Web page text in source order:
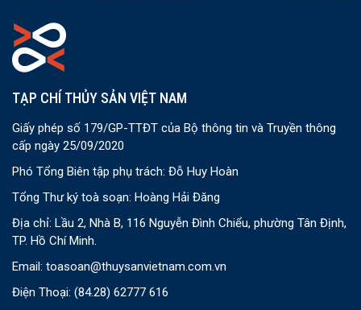
TẠP CHÍ THỦY SẢN VIỆT NAM
Giấy phép số 179/GP-TTĐT của Bộ thông tin và Truyền thông
cấp ngày 25/09/2020
Phó Tổng Biên tập phụ trách: Đỗ Huy Hoàn
Tổng Thư ký toà soạn: Hoàng Hải Đăng
Địa chỉ: Lầu 2, Nhà B, 116 Nguyễn Đình Chiểu, phường Tân Định,
TP. Hồ Chí Minh.
Email: toasoan@thuysanvietnam.com.vn
Điện Thoại: (84.28) 62777 616